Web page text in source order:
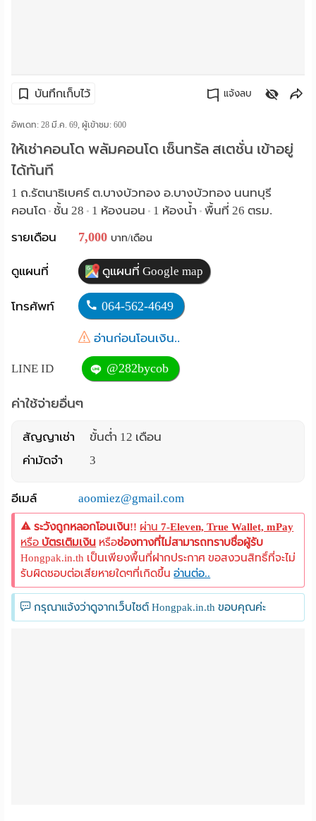
โฆษณา
ลง
ประกาศ
ฟรี
Language
:
English
บันทึกเก็บไว้ แจ้งลบ
อัพเดท: 28 มี.ค. 69, ผู้เข้าชม:600
ให้เช่าคอนโด พลัมคอนโด เซ็นทรัล สเตชั่น เข้าอยู่
ได้ทันที
1 ถ.รัตนาธิเบศร์ ต.บางบัวทอง อ.บางบัวทอง นนทบุรี
คอนโด • ชั้น 28 • 1 ห้องนอน • 1 ห้องน้ำ • พื้นที่ 26 ตรม.
รายเดือน
7,000 บาท/เดือน
ดูแผนที่ ดูแผนที่ Google map
โทรศัพท์ 064-562-4649
อ่านก่อนโอนเงิน..
LINE ID @282bycob
ค่าใช้จ่ายอื่นๆ
สัญญาเช่า
ขั้นต่ำ 12 เดือน
ค่ามัดจำ
3
อีเมล์ aoomiez@gmail.com
ระวังถูกหลอกโอนเงิน!! ผ่าน7-Eleven, True Wallet, mPay
หรือ บัตรเติมเงิน หรือช่องทางที่ไม่สามารถทราบชื่อผู้รับ
Hongpak.in.th เป็นเพียงพื้นที่ฝากประกาศ ขอสงวนสิทธิ์ที่จะไม่
รับผิดชอบต่อเสียหายใดๆที่เกิดขึ้นอ่านต่อ..
กรุณาแจ้งว่าดูจากเว็บไซต์ Hongpak.in.th ขอบคุณค่ะ